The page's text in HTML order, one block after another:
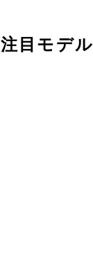
注目モデル